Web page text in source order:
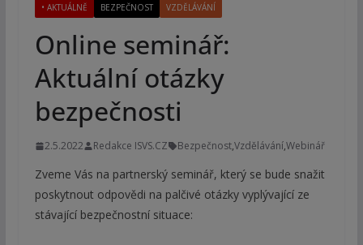
• AKTUÁLNĚ BEZPEČNOST VZDĚLÁVÁNÍ
Online seminář:
Aktuální otázky
bezpečnosti
2.5.2022 Redakce ISVS.CZ Bezpečnost,Vzdělávání,Webinář
Zveme Vás na partnerský seminář, který se bude snažit
poskytnout odpovědi na palčivé otázky vyplývající ze
stávající bezpečnostní situace: